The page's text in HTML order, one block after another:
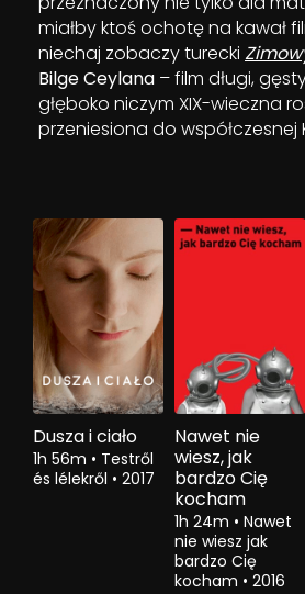
miałby ktoś ochotę na kawał
niechaj zobaczy turecki
Bilge Ceylana – film długi,
głęboko niczym XIX-wieczna
przeniesiona do współczesnej
Dusza i ciało
1h 56m • Testről
és lélekről • 2017
Nawet nie
wiesz, jak
bardzo Cię
kocham
1h 24m • Nawet
nie wiesz jak
bardzo Cię
kocham • 2016